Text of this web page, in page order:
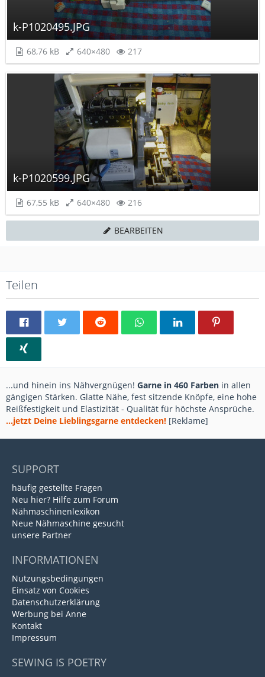
k-P1020495.JPG
68,76 kB 640×480 217
k-P1020599.JPG
67,55 kB 640×480 216
BEARBEITEN
Teilen
...und hinein ins Nähvergnügen! Garne in 460 Farben in allen
gängigen Stärken. Glatte Nähe, fest sitzende Knöpfe, eine hohe
Reißfestigkeit und Elastizität - Qualität für höchste Ansprüche.
...jetzt Deine Lieblingsgarne entdecken! [Reklame]
SUPPORT
häufig gestellte Fragen
Neu hier? Hilfe zum Forum
Nähmaschinenlexikon
Neue Nähmaschine gesucht
unsere Partner
INFORMATIONEN
Nutzungsbedingungen
Einsatz von Cookies
Datenschutzerklärung
Werbung bei Anne
Kontakt
Impressum
SEWING IS POETRY